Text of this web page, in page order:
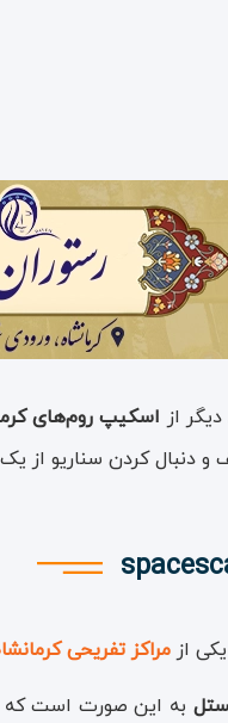
از اسکیپ روم‌های
دنبال کردن سناریو از یک
یکی از مراکز تفریحی
به این صورت است که